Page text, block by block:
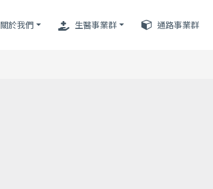
關於我們 生醫事業群 通路事業群